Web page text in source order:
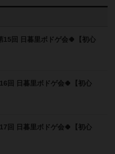
15回 日暮里ボドゲ会🍀【初心
回 日暮里ボドゲ会🍀【初心
回 日暮里ボドゲ会🍀【初心